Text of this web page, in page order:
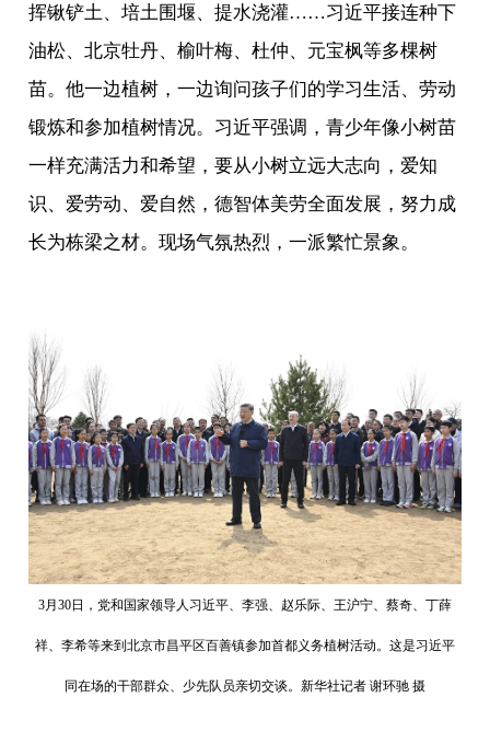
挥锹铲土、培土围堰、提水浇灌……习近平接连种下
油松、北京牡丹、榆叶梅、杜仲、元宝枫等多棵树
苗。他一边植树，一边询问孩子们的学习生活、劳动
锻炼和参加植树情况。习近平强调，青少年像小树苗
一样充满活力和希望，要从小树立远大志向，爱知
识、爱劳动、爱自然，德智体美劳全面发展，努力成
长为栋梁之材。现场气氛热烈，一派繁忙景象。
3月30日，党和国家领导人习近平、李强、赵乐际、王沪宁、蔡奇、丁薛
祥、李希等来到北京市昌平区百善镇参加首都义务植树活动。这是习近平
同在场的干部群众、少先队员亲切交谈。新华社记者 谢环驰 摄